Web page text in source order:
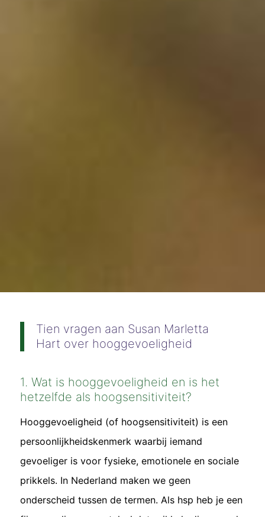
Tien vragen aan Susan Marletta
Hart over hooggevoeligheid
1. Wat is hooggevoeligheid en is het
hetzelfde als hoogsensitiviteit?
Hooggevoeligheid (of hoogsensitiviteit) is een
persoonlijkheidskenmerk waarbij iemand
gevoeliger is voor fysieke, emotionele en sociale
prikkels. In Nederland maken we geen
onderscheid tussen de termen. Als hsp heb je een